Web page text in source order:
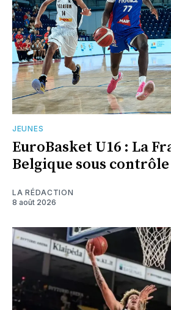
JEUNES
EuroBasket U16 : La
Belgique sous contrôle
LA RÉDACTION
8 août 2026